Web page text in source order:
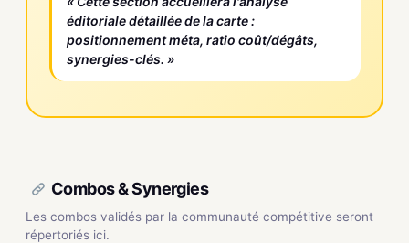
éditoriale détaillée de la carte :
positionnement méta, ratio coût/dégâts,
synergies-clés. »
Combos & Synergies
Les combos validés par la communauté compétitive seront
répertoriés ici.